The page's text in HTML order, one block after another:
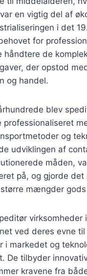
en vigtig del af
i det
for
håndtere de
der opstod
og handel.
blev
professionaliseret
og
udviklingen af
måden,
på, og gjorde det
mængder
virksomheder
ved deres evne
i markedet og
De tilbyder
kravene fra